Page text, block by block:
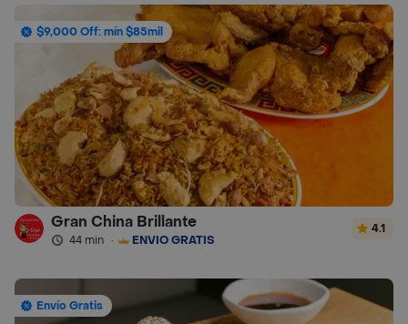
$9,000 Off: mín $85mil
Gran China Brillante
44 min · ENVÍO GRATIS
4.1
Envío Gratis